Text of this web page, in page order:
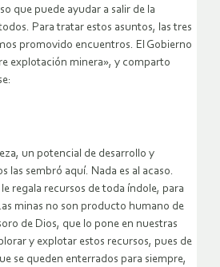
que puede ayudar a salir de la
Para tratar estos asuntos, las tres
promovido encuentros. El Gobierno
explotación minera», y comparto
un potencial de desarrollo y
las sembró aquí. Nada es al acaso.
regala recursos de toda índole, para
minas no son producto humano de
de Dios, que lo pone en nuestras
y explotar estos recursos, pues de
se queden enterrados para siempre,